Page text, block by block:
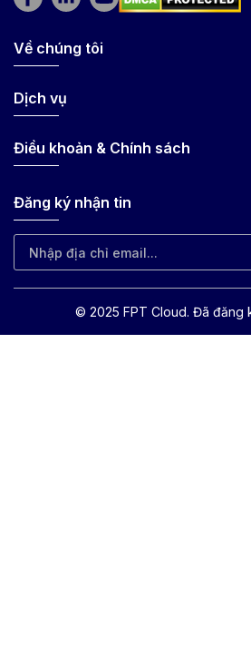
Về chúng tôi
Dịch vụ
Điều khoản & Chính sách
Đăng ký nhận tin
© 2025 FPT Cloud. Đã đăng